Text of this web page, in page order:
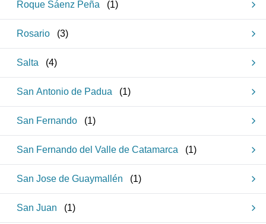
Roque Sáenz Peña (1)
Rosario (3)
Salta (4)
San Antonio de Padua (1)
San Fernando (1)
San Fernando del Valle de Catamarca (1)
San Jose de Guaymallén (1)
San Juan (1)